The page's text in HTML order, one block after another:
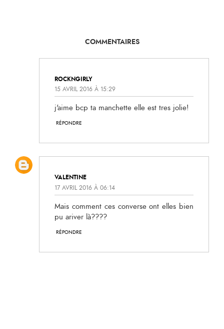
COMMENTAIRES
ROCKNGIRLY
15 AVRIL 2016 À 15:29
j'aime bcp ta manchette elle est tres jolie!
RÉPONDRE
VALENTINE
17 AVRIL 2016 À 06:14
Mais comment ces converse ont elles bien
pu ariver là????
RÉPONDRE